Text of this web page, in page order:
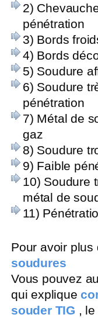
2)
pénétration
3) Bords
4) Bords
5) Soudure
6) Soudure
pénétration
7) Métal de
gaz
8) Soudure
9) Faible
10) Soudure
métal de
11)
Pour avoir plus
soudures
Vous pouvez
qui explique
souder TIG ,